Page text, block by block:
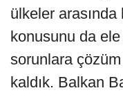
ülkeler
konusunu da
sorunlara
kaldık. Balkan